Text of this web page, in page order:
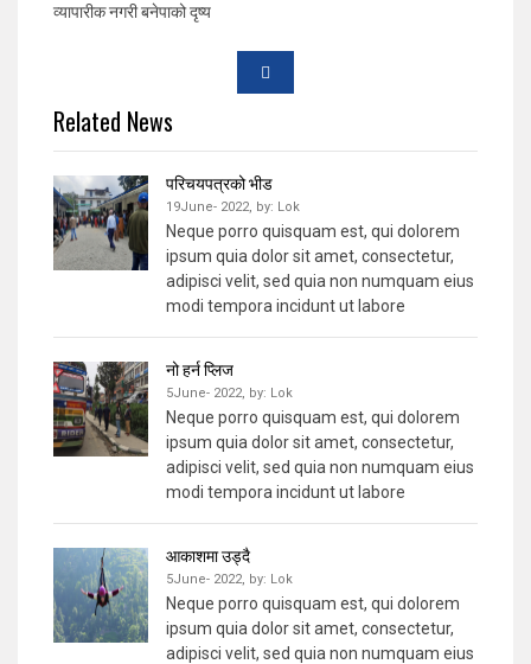
व्यापारीक नगरी बनेपाको दृष्य
Related News
परिचयपत्रको भीड
19June- 2022, by: Lok
Neque porro quisquam est, qui dolorem
ipsum quia dolor sit amet, consectetur,
adipisci velit, sed quia non numquam eius
modi tempora incidunt ut labore
नो हर्न प्लिज
5June- 2022, by: Lok
Neque porro quisquam est, qui dolorem
ipsum quia dolor sit amet, consectetur,
adipisci velit, sed quia non numquam eius
modi tempora incidunt ut labore
आकाशमा उड्दै
5June- 2022, by: Lok
Neque porro quisquam est, qui dolorem
ipsum quia dolor sit amet, consectetur,
adipisci velit, sed quia non numquam eius